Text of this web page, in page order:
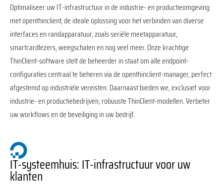
Optimaliseer uw IT-infrastructuur in de industrie- en productieomgeving
met openthinclient, de ideale oplossing voor het verbinden van diverse
interfaces en randapparatuur, zoals seriële meetapparatuur,
smartcardlezers, weegschalen en nog veel meer. Onze krachtige
ThinClient-software stelt de beheerder in staat om alle endpoint-
configuraties centraal te beheren via de openthinclient-manager, perfect
afgestemd op industriële vereisten. Daarnaast bieden we, exclusief voor
industrie- en productiebedrijven, robuuste ThinClient-modellen. Verbeter
uw workflows en de beveiliging in uw bedrijf.
IT-systeemhuis: IT-infrastructuur voor uw
klanten